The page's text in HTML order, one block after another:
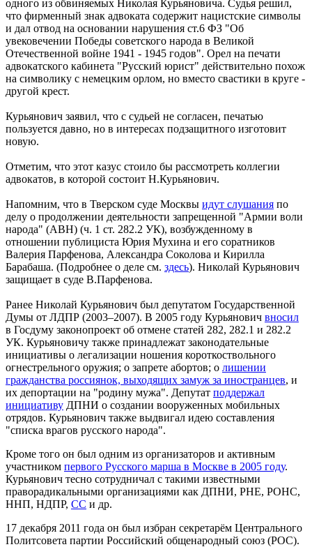
одного из обвиняемых Николая Курьяновича. Судья решил,
что фирменный знак адвоката содержит нацистские символы
и дал отвод на основании нарушения ст.6 ФЗ "Об
увековечении Победы советского народа в Великой
Отечественной войне 1941 - 1945 годов". Орел на печати
адвокатского кабинета "Русский юрист" действительно похож
на символику с немецким орлом, но вместо свастики в круге -
другой крест.
Курьянович заявил, что с судьей не согласен, печатью
пользуется давно, но в интересах подзащитного изготовит
новую.
Отметим, что этот казус стоило бы рассмотреть коллегии
адвокатов, в которой состоит Н.Курьянович.
Напомним, что в Тверском суде Москвы идут слушания по
делу о продолжении деятельности запрещенной "Армии воли
народа" (АВН) (ч. 1 ст. 282.2 УК), возбужденному в
отношении публициста Юрия Мухина и его соратников
Валерия Парфенова, Александра Соколова и Кирилла
Барабаша. (Подробнее о деле см. здесь). Николай Курьянович
защищает в суде В.Парфенова.
Ранее Николай Курьянович был депутатом Государственной
Думы от ЛДПР (2003–2007). В 2005 году Курьянович вносил
в Госдуму законопроект об отмене статей 282, 282.1 и 282.2
УК. Курьяновичу также принадлежат законодательные
инициативы о легализации ношения короткоствольного
огнестрельного оружия; о запрете абортов; о лишении
гражданства россиянок, выходящих замуж за иностранцев, и
их депортации на "родину мужа". Депутат поддержал
инициативу ДПНИ о создании вооруженных мобильных
отрядов. Курьянович также выдвигал идею составления
"списка врагов русского народа".
Кроме того он был одним из организаторов и активным
участником первого Русского марша в Москве в 2005 году.
Курьянович тесно сотрудничал с такими известными
праворадикальными организациями как ДПНИ, РНЕ, РОНС,
ННП, НДПР, СС и др.
17 декабря 2011 года он был избран секретарём Центрального
Политсовета партии Российский общенародный союз (РОС).